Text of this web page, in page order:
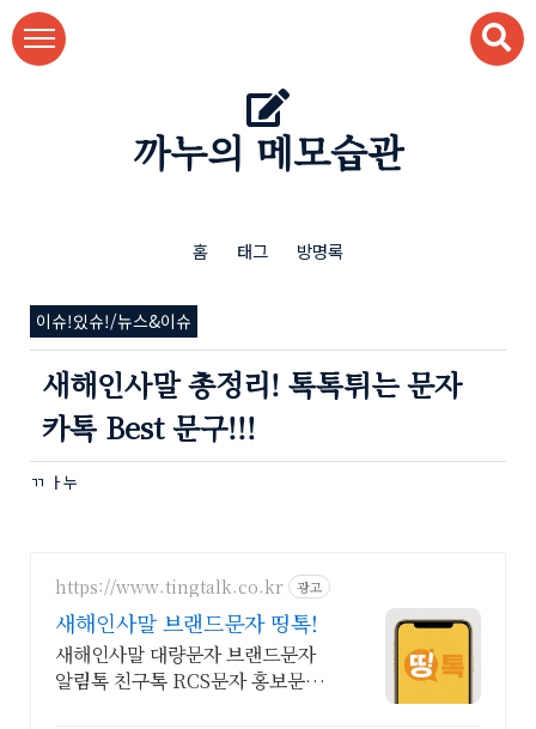
본문 바로가기
까누의 메모습관
홈 태그 방명록
이슈!있슈!/뉴스&이슈
새해인사말 총정리! 톡톡튀는 문자
카톡 Best 문구!!!
ㄲ ㅏ누
https://www.tingtalk.co.kr 광고
새해인사말 브랜드문자 띵톡!
새해인사말 대량문자 브랜드문자
알림톡 친구톡 RCS문자 홍보문자